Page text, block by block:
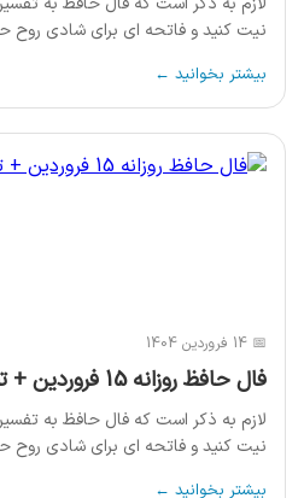
نیت کنید و فاتحه ای برای شادی روح
بیشتر بخوانید ←
📅 14 فروردین 1404
فال حافظ روزانه 15 فروردین + تفسیر کامل
لازم به ذکر است که فال حافظ به
نیت کنید و فاتحه ای برای شادی روح
بیشتر بخوانید ←